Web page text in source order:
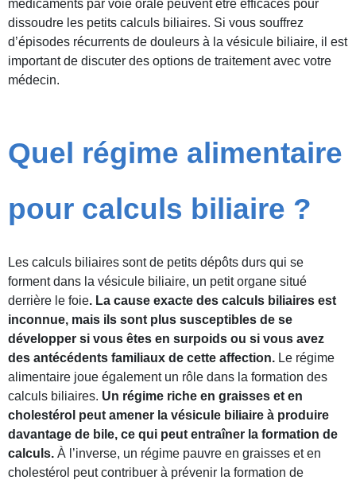
médicaments par voie orale peuvent être efficaces pour
dissoudre les petits calculs biliaires. Si vous souffrez
d’épisodes récurrents de douleurs à la vésicule biliaire, il est
important de discuter des options de traitement avec votre
médecin.
Quel régime alimentaire
pour calculs biliaire ?
Les calculs biliaires sont de petits dépôts durs qui se
forment dans la vésicule biliaire, un petit organe situé
derrière le foie. La cause exacte des calculs biliaires est
inconnue, mais ils sont plus susceptibles de se
développer si vous êtes en surpoids ou si vous avez
des antécédents familiaux de cette affection. Le régime
alimentaire joue également un rôle dans la formation des
calculs biliaires. Un régime riche en graisses et en
cholestérol peut amener la vésicule biliaire à produire
davantage de bile, ce qui peut entraîner la formation de
calculs. À l’inverse, un régime pauvre en graisses et en
cholestérol peut contribuer à prévenir la formation de